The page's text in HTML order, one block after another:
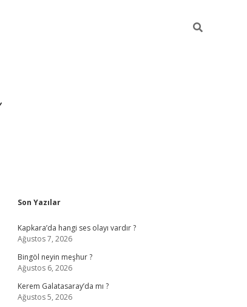
Sidebar
Son Yazılar
Kapkara’da hangi ses olayı vardır ?
Ağustos 7, 2026
Bingöl neyin meşhur ?
Ağustos 6, 2026
Kerem Galatasaray’da mı ?
Ağustos 5, 2026